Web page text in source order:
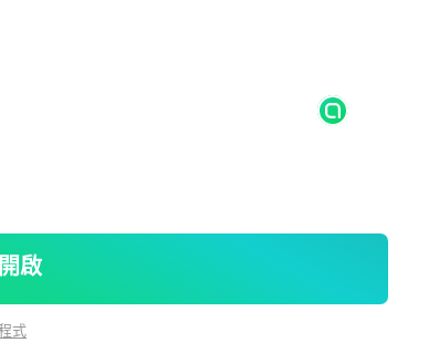
啟
式